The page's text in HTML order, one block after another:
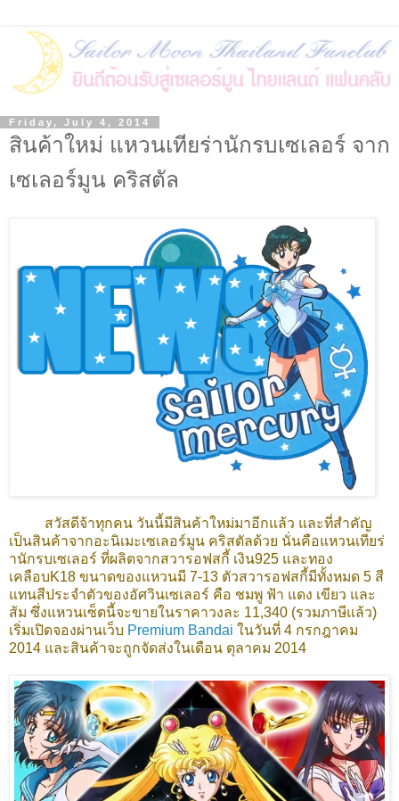
Friday, July 4, 2014
สินค้าใหม่ แหวนเทียร่านักรบเซเลอร์ จาก
เซเลอร์มูน คริสตัล
สวัสดีจ้าทุกคน วันนี้มีสินค้าใหม่มาอีกแล้ว และที่สำคัญ
เป็นสินค้าจากอะนิเมะเซเลอร์มูน คริสตัลด้วย นั่นคือแหวนเทียร่
านักรบเซเลอร์ ที่ผลิตจากสวารอฟสกี้ เงิน925 และทอง
เคลือบK18 ขนาดของแหวนมี 7-13 ตัวสวารอฟสกี้มีทั้งหมด 5 สี
แทนสีประจำตัวของอัศวินเซเลอร์ คือ ชมพู ฟ้า แดง เขียว และ
ส้ม ซึ่งแหวนเซ็ตนี้จะขายในราคาวงละ 11,340 (รวมภาษีแล้ว)
เริ่มเปิดจองผ่านเว็บ Premium Bandai ในวันที่ 4 กรกฎาคม
2014 และสินค้าจะถูกจัดส่งในเดือน ตุลาคม 2014